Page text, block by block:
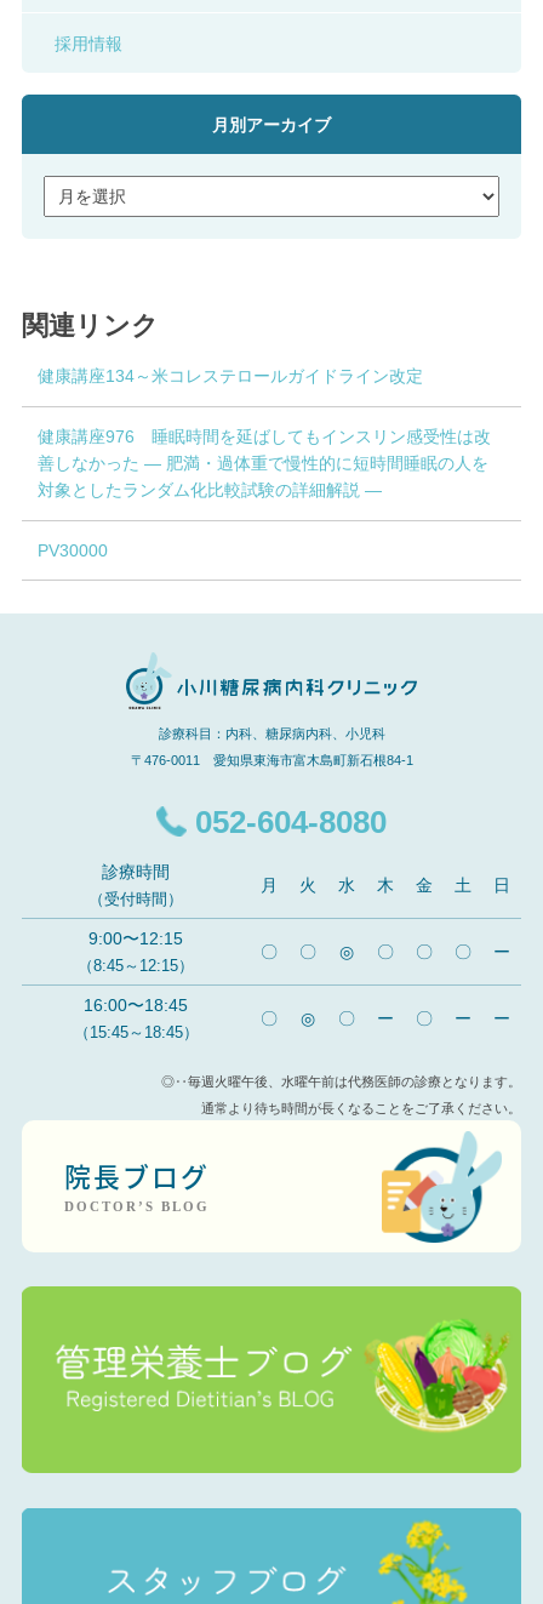
採用情報
月別アーカイブ
関連リンク
健康講座134～米コレステロールガイドライン改定
健康講座976 睡眠時間を延ばしてもインスリン感受性は改
善しなかった ― 肥満・過体重で慢性的に短時間睡眠の人を
対象としたランダム化比較試験の詳細解説 ―
PV30000
診療科目：内科、糖尿病内科、小児科
〒476-0011 愛知県東海市富木島町新石根84-1
052-604-8080
診療時間
（受付時間）
月 火 水 木 金 土 日
9:00〜12:15
（8:45～12:15）
〇 〇 ◎ 〇 〇 〇 ー
16:00〜18:45
（15:45～18:45）
〇 ◎ 〇 ー 〇 ー ー
◎‥毎週火曜午後、水曜午前は代務医師の診療となります。
通常より待ち時間が長くなることをご了承ください。
院長ブログ
DOCTOR’S BLOG